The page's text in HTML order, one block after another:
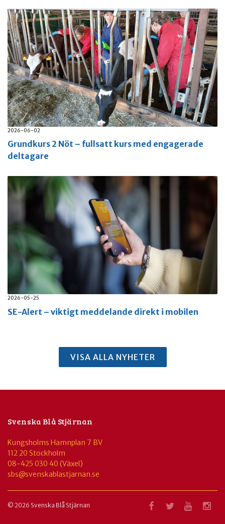
2026-06-02
Grundkurs 2 Nöt – fullsatt kurs med engagerade
deltagare
2026-05-25
SE-Alert – viktigt meddelande direkt i mobilen
VISA ALLA NYHETER
Svenska Blå Stjärnan
Kungsholms Hamnplan 7 BV
112 20 Stockholm
08-425 030 40 (Växel)
sbs@svenskablastjarnan.se
© 2026 Svenska Blå Stjärnan